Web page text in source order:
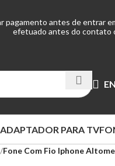
pagamento antes de entrar
efetuado antes do contato
PARA TV
Fone Com Fio Iphone